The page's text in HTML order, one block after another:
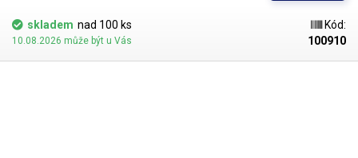
skladem nad 100 ks
10.08.2026 může být u Vás
Kód:
100910